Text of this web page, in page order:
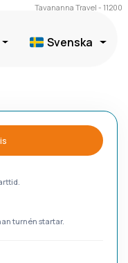
Tavananna Travel - 11200
Svenska
turnén startar.